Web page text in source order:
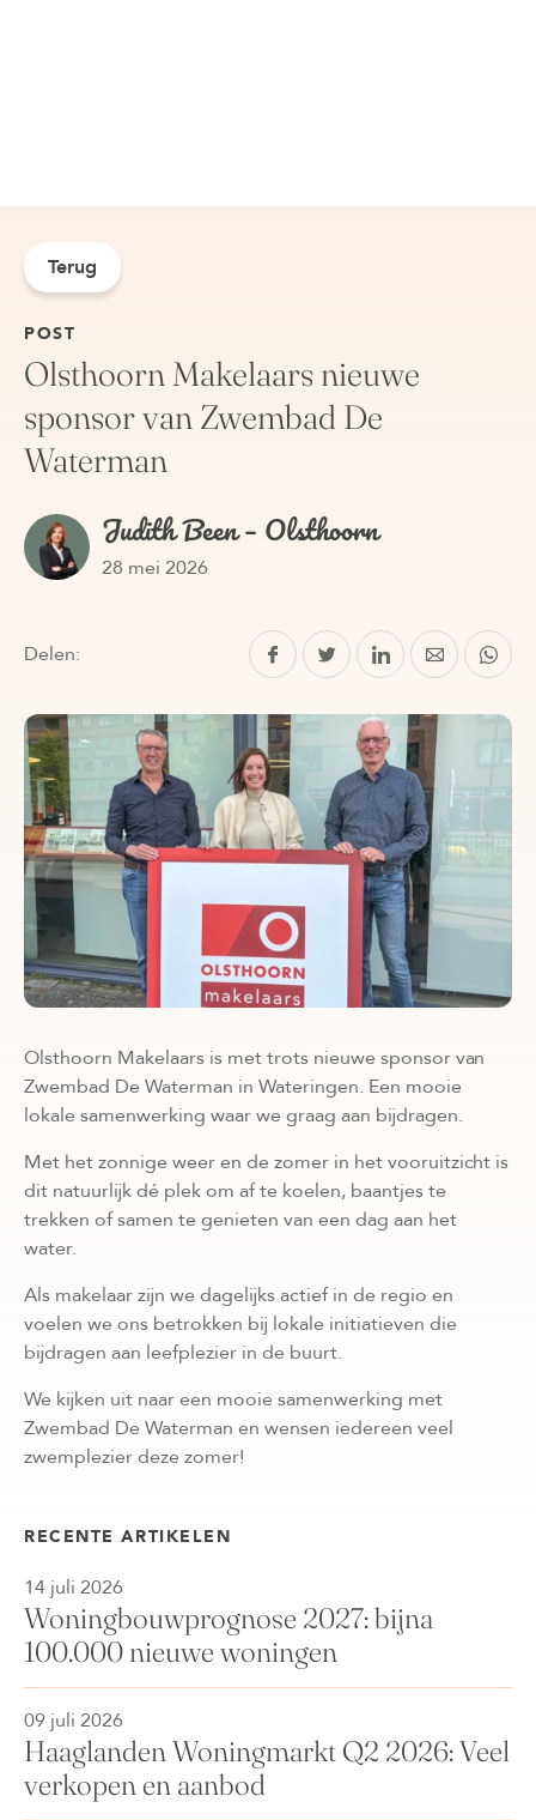
Terug
POST
Olsthoorn Makelaars nieuwe
sponsor van Zwembad De
Waterman
Judith Been – Olsthoorn
28 mei 2026
Delen:
Olsthoorn Makelaars is met trots nieuwe sponsor van
Zwembad De Waterman in Wateringen. Een mooie
lokale samenwerking waar we graag aan bijdragen.
Met het zonnige weer en de zomer in het vooruitzicht is
dit natuurlijk dé plek om af te koelen, baantjes te
trekken of samen te genieten van een dag aan het
water.
Als makelaar zijn we dagelijks actief in de regio en
voelen we ons betrokken bij lokale initiatieven die
bijdragen aan leefplezier in de buurt.
We kijken uit naar een mooie samenwerking met
Zwembad De Waterman en wensen iedereen veel
zwemplezier deze zomer!
RECENTE ARTIKELEN
14 juli 2026
Woningbouwprognose 2027: bijna
100.000 nieuwe woningen
09 juli 2026
Haaglanden Woningmarkt Q2 2026: Veel
verkopen en aanbod